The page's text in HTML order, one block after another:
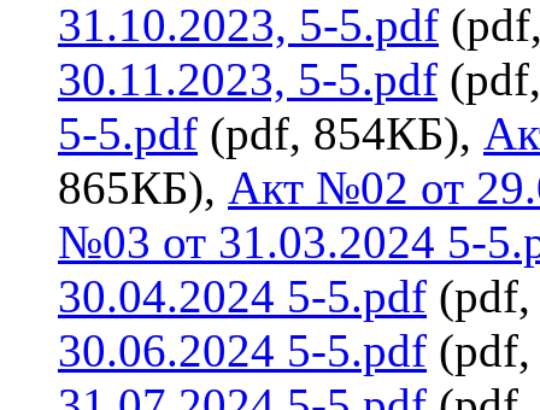
31.10.2023, 5-5.pdf
30.11.2023, 5-5.pdf
5-5.pdf (pdf, 854КБ),
865КБ), Акт №02 от
№03 от 31.03.2024 5-
30.04.2024 5-5.pdf
30.06.2024 5-5.pdf